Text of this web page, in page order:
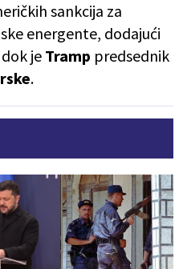
sankcija za
energente, dodajući
je Tramp predsednik
.